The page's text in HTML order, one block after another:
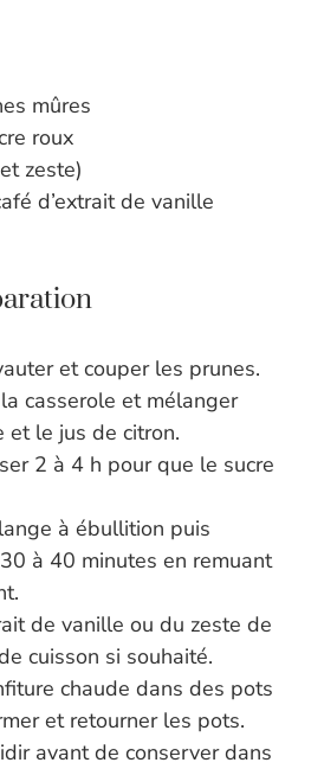
mûres
roux
zeste)
d’extrait de vanille
et couper les prunes.
casserole et mélanger
et le jus de citron.
2 à 4 h pour que le sucre
à ébullition puis
à 40 minutes en remuant
de vanille ou du zeste de
cuisson si souhaité.
chaude dans des pots
et retourner les pots.
avant de conserver dans